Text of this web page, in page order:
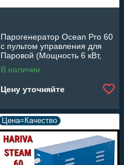
Парогенератор Ocean Pro 60
c пультом управления для
Паровой (Мощность 6 кВт,
объем 2-7 м3)
В наличии
Цену уточняйте
Цена=Качество